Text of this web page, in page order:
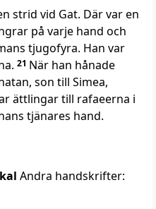
strid vid Gat. Där var en
på varje hand och
tjugofyra. Han var
21 När han hånade
son till Simea,
ättlingar till rafaeerna i
tjänares hand.
Andra handskrifter: